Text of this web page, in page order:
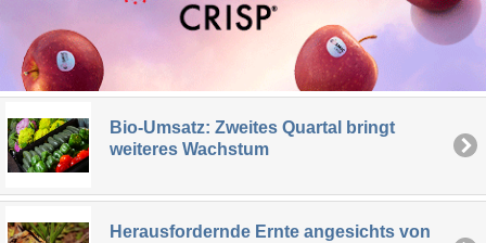
Bio-Umsatz: Zweites Quartal bringt
weiteres Wachstum
Herausfordernde Ernte angesichts von